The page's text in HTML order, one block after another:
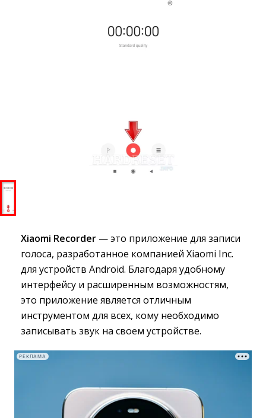
Xiaomi Recorder — это приложение для записи
голоса, разработанное компанией Xiaomi Inc.
для устройств Android. Благодаря удобному
интерфейсу и расширенным возможностям,
это приложение является отличным
инструментом для всех, кому необходимо
записывать звук на своем устройстве.
РЕКЛАМА